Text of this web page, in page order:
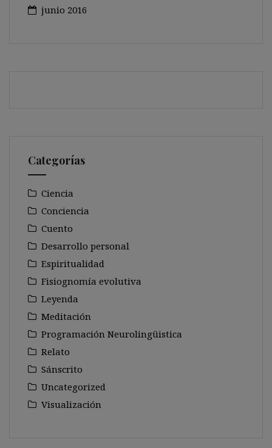
junio 2016
Categorías
Ciencia
Conciencia
Cuento
Desarrollo personal
Espiritualidad
Fisiognomía evolutiva
Leyenda
Meditación
Programación Neurolingüistica
Relato
Sánscrito
Uncategorized
Visualización